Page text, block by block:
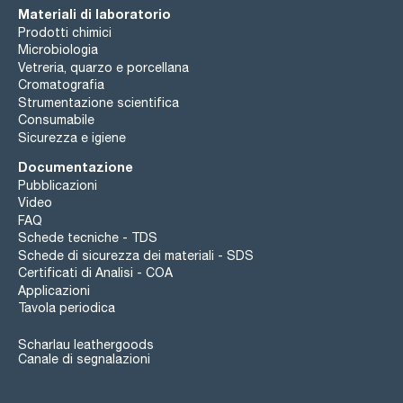
Materiali di laboratorio
Prodotti chimici
Microbiologia
Vetreria, quarzo e porcellana
Cromatografia
Strumentazione scientifica
Consumabile
Sicurezza e igiene
Documentazione
Pubblicazioni
Video
FAQ
Schede tecniche - TDS
Schede di sicurezza dei materiali - SDS
Certificati di Analisi - COA
Applicazioni
Tavola periodica
Scharlau leathergoods
Canale di segnalazioni